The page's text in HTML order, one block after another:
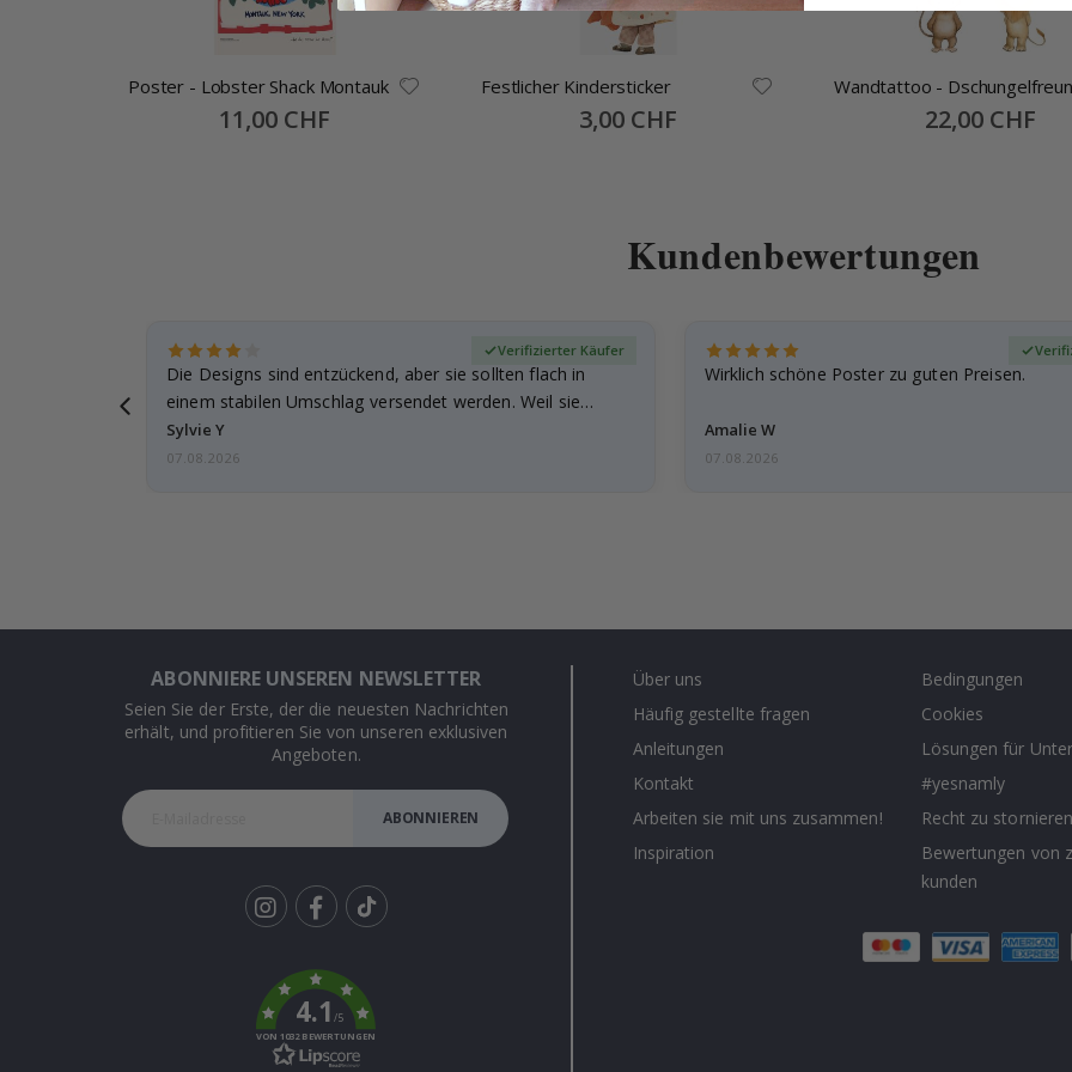
Poster - Lobster Shack Montauk
Special
Price
11,00 CHF
Festlicher Kindersticker
Special
Price
3,00 CHF
Wandtattoo -
Special
Price
22,00 CHF
Kundenbewertungen
Die Designs sind entzückend, aber sie sollten flach in
einem stabilen Umschlag versendet werden. Weil sie…
Sylvie Y
Verifizierter Käufer
07.08.2026
Wirklich schöne Poster zu guten Preisen.
Amalie W
07.08.2026
ABONNIERE UNSEREN NEWSLETTER
Seien Sie der Erste, der die neuesten Nachrichten
erhält, und profitieren Sie von unseren exklusiven
Angeboten.
ABONNIEREN
k
4.1/5
VON 1032 BEWERTUNGEN
Über uns
Häufig gestellte fragen
Anleitungen
Kontakt
Arbeiten sie mit uns zusammen!
Inspiration
Bedingungen
Cookies
Lösungen für
#yesnamly
Recht zu stornieren
Bewertungen von
kunden